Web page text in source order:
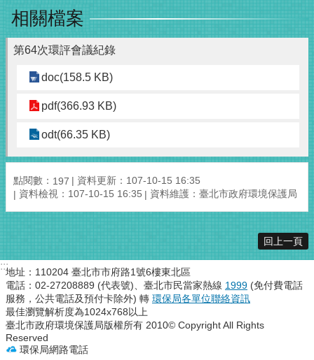
相關檔案
第64次環評會議紀錄
doc(158.5 KB)
pdf(366.93 KB)
odt(66.35 KB)
點閱數： 197
資料更新：107-10-15 16:35
資料檢視：107-10-15 16:35
資料維護：臺北市政府環境保護局
回上一頁
:::地址：110204 臺北市市府路1號6樓東北區
電話：02-27208889 (代表號)、臺北市民當家熱線 1999 (免付費電話
服務，公共電話及預付卡除外) 轉 環保局各單位聯絡資訊
最佳瀏覽解析度為1024x768以上
臺北市政府環境保護局版權所有 2010© Copyright All Rights
Reserved
環保局網路電話